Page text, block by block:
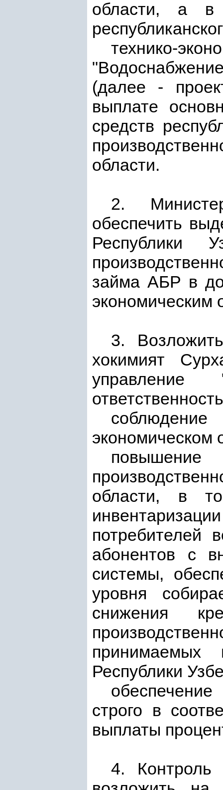
области, а в
технико-
(далее -
выплате
средств
области.
2.
обеспечить
Республики
займа АБР в
экономическим
3.
хокимият
управление
соблюдение
экономическом
области, в
потребителей
абонентов с
системы,
уровня
снижения
Республики
строго в
выплаты
4. Контроль